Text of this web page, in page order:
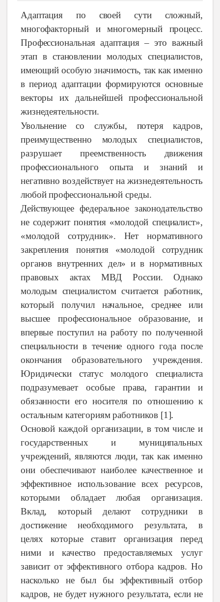
Адаптация по своей сути сложный,
многофакторный и многомерный процесс.
Профессиональная адаптация – это важный
этап в становлении молодых специалистов,
имеющий особую значимость, так как именно
в период адаптации формируются основные
векторы их дальнейшей профессиональной
жизнедеятельности.
Увольнение со службы, потеря кадров,
преимущественно молодых специалистов,
разрушает преемственность движения
профессионального опыта и знаний и
негативно воздействует на жизнедеятельность
любой профессиональной среды.
Действующее федеральное законодательство
не содержит понятия «молодой специалист»,
«молодой сотрудник». Нет нормативного
закрепления понятия «молодой сотрудник
органов внутренних дел» и в нормативных
правовых актах МВД России. Однако
молодым специалистом считается работник,
который получил начальное, среднее или
высшее профессиональное образование, и
впервые поступил на работу по полученной
специальности в течение одного года после
окончания образовательного учреждения.
Юридически статус молодого специалиста
подразумевает особые права, гарантии и
обязанности его носителя по отношению к
остальным категориям работников [1].
Основой каждой организации, в том числе и
государственных и муниципальных
учреждений,являются люди, таккакименно
они обеспечивают наиболее качественное и
эффективное
использование всех
ресурсов,
которыми
обладает любая
организация.
Вклад,
который делают сотрудникив
достижение необходимого
результата, в
целяхкоторые ставит организация
перед
нимиикачество предоставляемых
услуг
зависит отэффективного отбора кадров. Но
насколько не был бы эффективный отбор
кадров, не будет нужного результата, если не